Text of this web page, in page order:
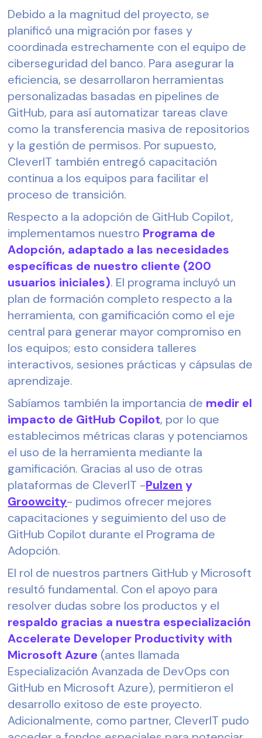
Debido a la magnitud del proyecto, se
planificó una migración por fases y
coordinada estrechamente con el equipo de
ciberseguridad del banco. Para asegurar la
eficiencia, se desarrollaron herramientas
personalizadas basadas en pipelines de
GitHub, para así automatizar tareas clave
como la transferencia masiva de repositorios
y la gestión de permisos. Por supuesto,
CleverIT también entregó capacitación
continua a los equipos para facilitar el
proceso de transición.
Respecto a la adopción de GitHub Copilot,
implementamos nuestro Programa de
Adopción, adaptado a las necesidades
específicas de nuestro cliente (200
usuarios iniciales). El programa incluyó un
plan de formación completo respecto a la
herramienta, con gamificación como el eje
central para generar mayor compromiso en
los equipos; esto considera talleres
interactivos, sesiones prácticas y cápsulas de
aprendizaje.
Sabíamos también la importancia de medir el
impacto de GitHub Copilot, por lo que
establecimos métricas claras y potenciamos
el uso de la herramienta mediante la
gamificación. Gracias al uso de otras
plataformas de CleverIT -Pulzen y
Groowcity- pudimos ofrecer mejores
capacitaciones y seguimiento del uso de
GitHub Copilot durante el Programa de
Adopción.
El rol de nuestros partners GitHub y Microsoft
resultó fundamental. Con el apoyo para
resolver dudas sobre los productos y el
respaldo gracias a nuestra especialización
Accelerate Developer Productivity with
Microsoft Azure (antes llamada
Especialización Avanzada de DevOps con
GitHub en Microsoft Azure), permitieron el
desarrollo exitoso de este proyecto.
Adicionalmente, como partner, CleverIT pudo